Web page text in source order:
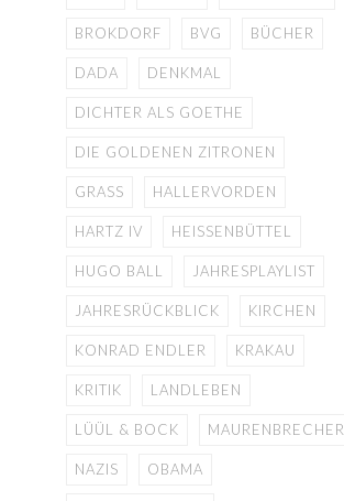
BROKDORF BVG BÜCHER
DADA DENKMAL
DICHTER ALS GOETHE
DIE GOLDENEN ZITRONEN
GRASS HALLERVORDEN
HARTZ IV HEISSENBÜTTEL
HUGO BALL JAHRESPLAYLIST
JAHRESRÜCKBLICK KIRCHEN
KONRAD ENDLER KRAKAU
KRITIK LANDLEBEN
LÜÜL & BOCK MAURENBRECHER
NAZIS OBAMA